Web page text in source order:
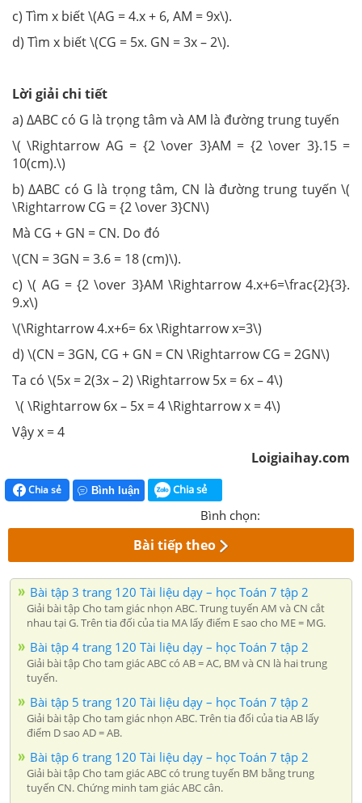
c) Tìm x biết \(AG = 4.x + 6, AM = 9x\).
d) Tìm x biết \(CG = 5x. GN = 3x – 2\).
Lời giải chi tiết
a) ∆ABC có G là trọng tâm và AM là đường trung tuyến
\( \Rightarrow AG = {2 \over 3}AM = {2 \over 3}.15 =
10(cm).\)
b) ∆ABC có G là trọng tâm, CN là đường trung tuyến \(
\Rightarrow CG = {2 \over 3}CN\)
Mà CG + GN = CN. Do đó
\(CN = 3GN = 3.6 = 18 (cm)\).
c) \( AG = {2 \over 3}AM \Rightarrow 4.x+6=\frac{2}{3}.
9.x\)
\(\Rightarrow 4.x+6= 6x \Rightarrow x=3\)
d) \(CN = 3GN, CG + GN = CN \Rightarrow CG = 2GN\)
Ta có \(5x = 2(3x – 2) \Rightarrow 5x = 6x – 4\)
\( \Rightarrow 6x – 5x = 4 \Rightarrow x = 4\)
Vậy x = 4
Loigiaihay.com
Chia sẻ Bình luận Chia sẻ
Bình chọn:
Bài tiếp theo
Bài tập 3 trang 120 Tài liệu dạy – học Toán 7 tập 2
Giải bài tập Cho tam giác nhọn ABC. Trung tuyến AM và CN cắt
nhau tại G. Trên tia đối của tia MA lấy điểm E sao cho ME = MG.
Bài tập 4 trang 120 Tài liệu dạy – học Toán 7 tập 2
Giải bài tập Cho tam giác ABC có AB = AC, BM và CN là hai trung
tuyến.
Bài tập 5 trang 120 Tài liệu dạy – học Toán 7 tập 2
Giải bài tập Cho tam giác nhọn ABC. Trên tia đối của tia AB lấy
điểm D sao AD = AB.
Bài tập 6 trang 120 Tài liệu dạy – học Toán 7 tập 2
Giải bài tập Cho tam giác ABC có trung tuyến BM bằng trung
tuyến CN. Chứng minh tam giác ABC cân.